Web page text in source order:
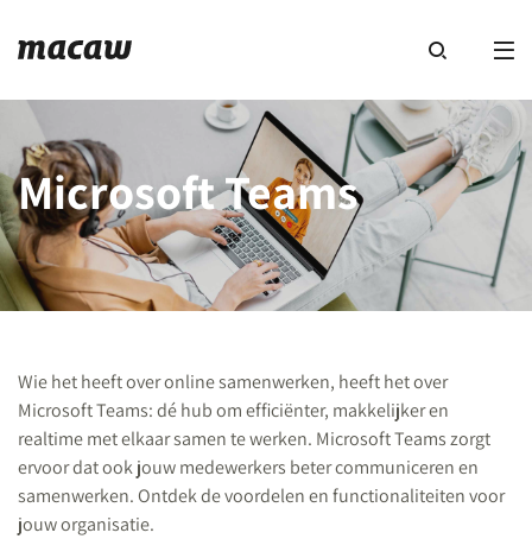
Microsoft Teams
Wie het heeft over online samenwerken, heeft het over
Microsoft Teams: dé hub om efficiënter, makkelijker en
realtime met elkaar samen te werken. Microsoft Teams zorgt
ervoor dat ook jouw medewerkers beter communiceren en
samenwerken. Ontdek de voordelen en functionaliteiten voor
jouw organisatie.